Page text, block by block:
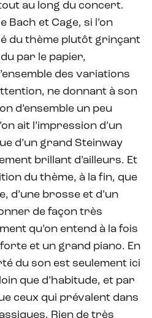
au long du concert.
Bach et Cage, si l’on
du thème plutôt grinçant
par le papier,
des variations
ne donnant à son
d’ensemble un peu
ait l’impression d’un
d’un grand Steinway
brillant d’ailleurs. Et
du thème, à la fin, que
d’une brosse et d’un
de façon très
qu’on entend à la fois
et un grand piano. En
du son est seulement ici
que d’habitude, et par
ceux qui prévalent dans
Rien de très